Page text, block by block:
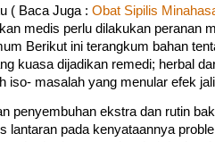
( Baca Juga : Obat Sipilis
medis perlu dilakukan peranan
Berikut ini terangkum bahan
kuasa dijadikan remedi; herbal
iso- masalah yang menular efek
penyembuhan ekstra dan rutin
lantaran pada kenyataannya